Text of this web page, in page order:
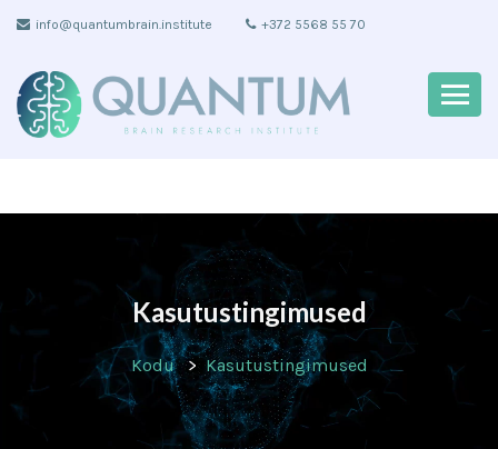
info@quantumbrain.institute +372 5568 55 70
Kasutustingimused
Kodu Kasutustingimused